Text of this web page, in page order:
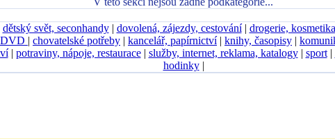
dětský svět, seconhandy| dovolená, zájezdy, cestování| drogerie,
| chovatelské potřeby | kancelář, papírnictví| knihy, časopisy |
| potraviny, nápoje, restaurace| služby, internet, reklama, katalogy| sport|
hodinky|